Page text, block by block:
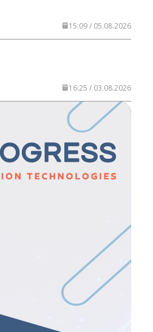
15:09 / 05.08.2026
16:25 / 03.08.2026